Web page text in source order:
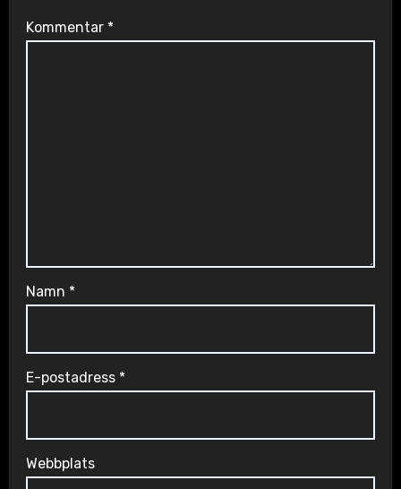
Kommentar *
Namn *
E-postadress *
Webbplats